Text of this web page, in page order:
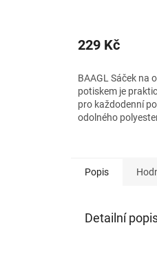
229 Kč
BAAGL Sáček na
potiskem je
pro každodenní
odolného
Popis
Detailní